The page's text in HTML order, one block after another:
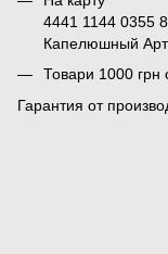
4441 1144 0355
Капелюшный
Товари 1000 грн
Гарантия от